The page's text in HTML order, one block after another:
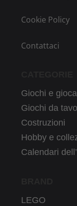
Cookie Policy
Contattaci
Giochi e
Giochi da
Costruzioni
Hobby e
Calendari
LEGO